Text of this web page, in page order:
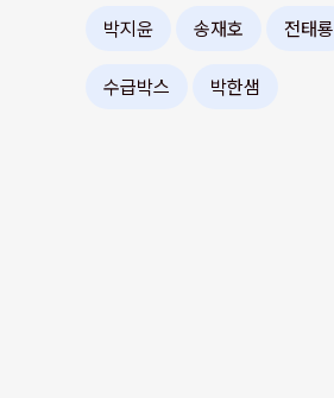
박지윤 송재호 전태룡
수급박스 박한샘